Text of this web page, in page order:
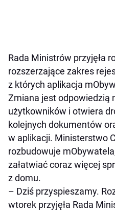
Rada Ministrów przyjęła
rozszerzające zakres
z których aplikacja
Zmiana jest odpowiedzią
użytkowników i otwiera
kolejnych dokumentów
w aplikacji. Ministerstwo
rozbudowuje
załatwiać coraz więcej
z domu.
– Dziś przyspieszamy.
wtorek przyjęła Rada